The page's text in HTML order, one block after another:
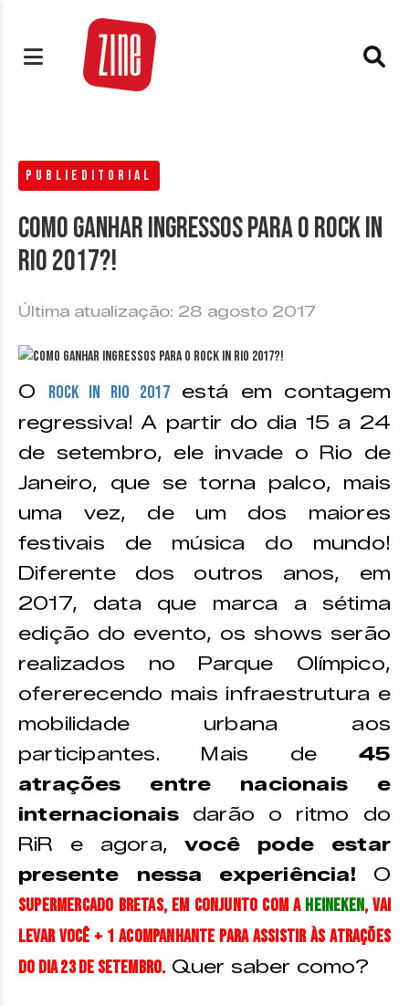
PUBLIEDITORIAL
Como ganhar ingressos para o Rock in
Rio 2017?!
Última atualização: 28 agosto 2017
O Rock in Rio 2017está em contagem
regressiva! A partir do dia 15 a 24
de setembro, ele invade o Rio de
Janeiro, que se torna palco, mais
uma vez, de um dos maiores
festivais de música do mundo!
Diferente dos outros anos, em
2017, data que marca a sétima
edição do evento, os shows serão
realizados no Parque Olímpico,
ofererecendo mais infraestrutura e
mobilidade urbana aos
participantes. Mais de 45
atrações entre nacionais e
internacionaisdarão o ritmo do
RiR e agora,você pode estar
presente nessa experiência! O
Supermercado Bretas, em conjunto com a Heineken, vai
levar você + 1 acompanhante para assistir às atrações
do dia 23 de setembro. Quer saber como?